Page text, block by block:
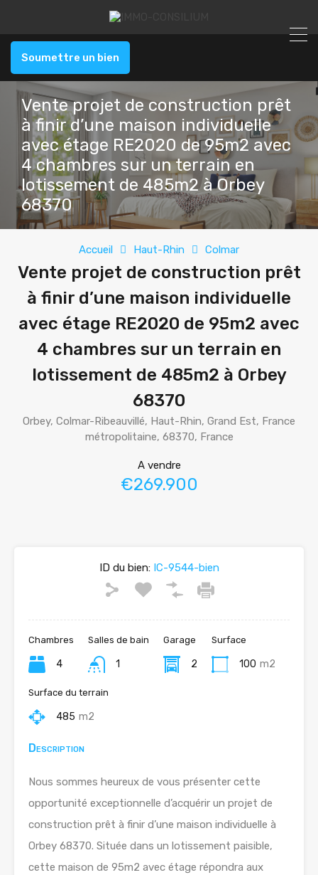
Soumettre un bien
Vente projet de construction prêt
à finir d’une maison individuelle
avec étage RE2020 de 95m2 avec
4 chambres sur un terrain en
lotissement de 485m2 à Orbey
68370
Accueil Haut-Rhin Colmar
Vente projet de construction prêt
à finir d’une maison individuelle
avec étage RE2020 de 95m2 avec
4 chambres sur un terrain en
lotissement de 485m2 à Orbey
68370
Orbey, Colmar-Ribeauvillé, Haut-Rhin, Grand Est, France
métropolitaine, 68370, France
A vendre
€269.900
ID du bien:IC-9544-bien
Chambres
4
Salles de bain
1
Garage
2
Surface
100 m2
Surface du terrain
485 m2
Description
Nous sommes heureux de vous présenter cette
opportunité exceptionnelle d’acquérir un projet de
construction prêt à finir d’une maison individuelle à
Orbey 68370. Située dans un lotissement paisible,
cette maison de 95m2 avec étage répondra aux